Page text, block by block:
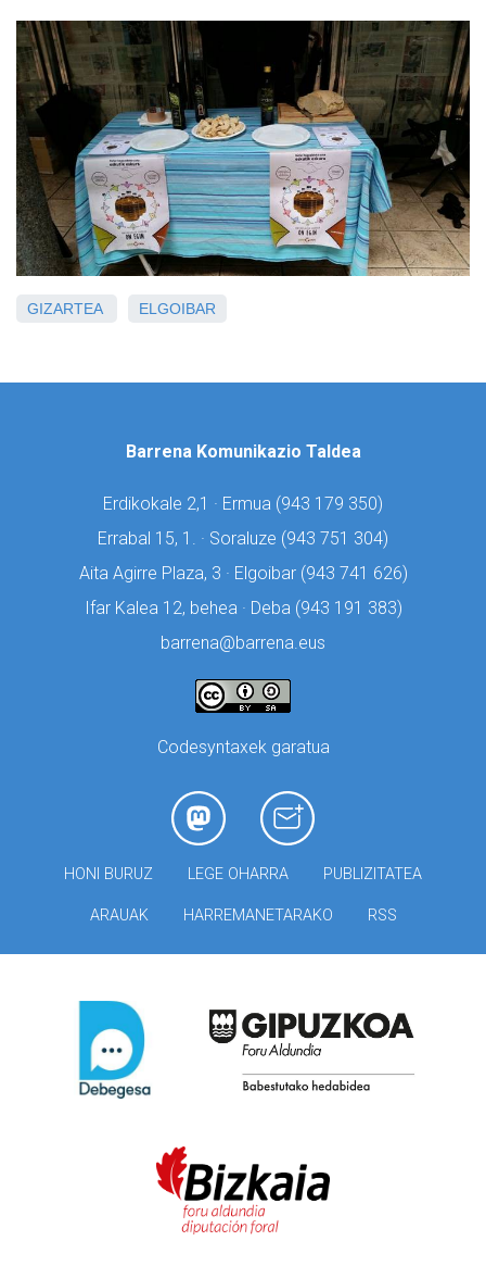
GIZARTEA ELGOIBAR
Barrena Komunikazio Taldea
Erdikokale 2,1 · Ermua (943 179 350)
Errabal 15, 1. · Soraluze (943 751 304)
Aita Agirre Plaza, 3 · Elgoibar (943 741 626)
Ifar Kalea 12, behea · Deba (943 191 383)
barrena@barrena.eus
Codesyntaxek garatua
HONI BURUZ LEGE OHARRA PUBLIZITATEA
ARAUAK HARREMANETARAKO RSS